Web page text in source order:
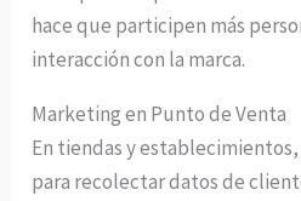
hace que participen más
interacción con la marca.
Marketing en Punto de Venta
En tiendas y
para recolectar datos de